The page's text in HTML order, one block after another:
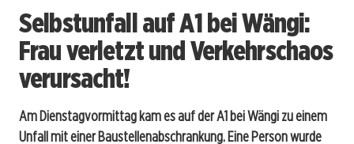
Selbstunfall auf A1 bei Wängi:
Frau verletzt und Verkehrschaos
verursacht!
Am Dienstagvormittag kam es auf der A1 bei Wängi zu einem
Unfall mit einer Baustellenabschrankung. Eine Person wurde